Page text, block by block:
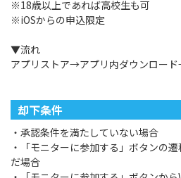
※18歳以上であれば高校生も可
※iOSからの申込限定
▼流れ
アプリストア→アプリ内ダウンロー
却下条件
・承認条件を満たしていない場合
・「モニターに参加する」ボタンの
だ場合